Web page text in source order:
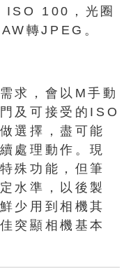
100，光圈
轉JPEG。
求，會以M手動
及可接受的ISO
選擇，盡可能
處理動作。現
殊功能，但筆
水準，以後製
少用到相機其
突顯相機基本